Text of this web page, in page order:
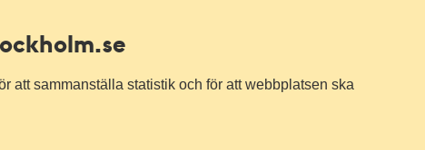
att sammanställa statistik och för att webbplatsen ska